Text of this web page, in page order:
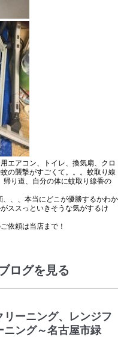
エアコン、トイレ、換気扇、クロ
の襲撃がすごくて。。。蚊取り線
り道、自分の体に蚊取り線香の
、、本当にどこが優勝するかわか
ススっといきそうな気がするけ
依頼は当店まで！
ログを見る
リーニング、レンジフ
ニング～名古屋市緑